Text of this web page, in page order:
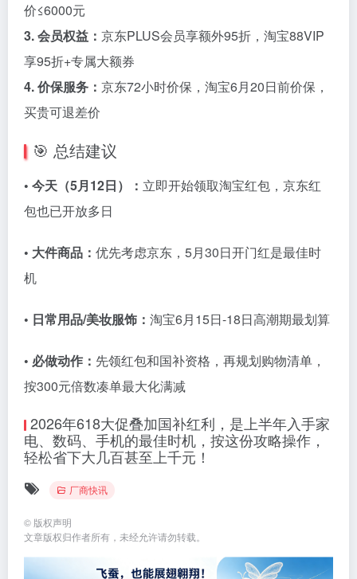
价≤6000元
3. 会员权益： 京东PLUS会员享额外95折，淘宝88VIP
享95折+专属大额券
4. 价保服务： 京东72小时价保，淘宝6月20日前价保，
买贵可退差价
🎯 总结建议
• 今天（5月12日）： 立即开始领取淘宝红包，京东红
包也已开放多日
• 大件商品： 优先考虑京东，5月30日开门红是最佳时
机
• 日常用品/美妆服饰： 淘宝6月15日-18日高潮期最划算
• 必做动作： 先领红包和国补资格，再规划购物清单，
按300元倍数凑单最大化满减
2026年618大促叠加国补红利，是上半年入手家
电、数码、手机的最佳时机，按这份攻略操作，
轻松省下大几百甚至上千元！
厂商快讯
© 版权声明
文章版权归作者所有，未经允许请勿转载。